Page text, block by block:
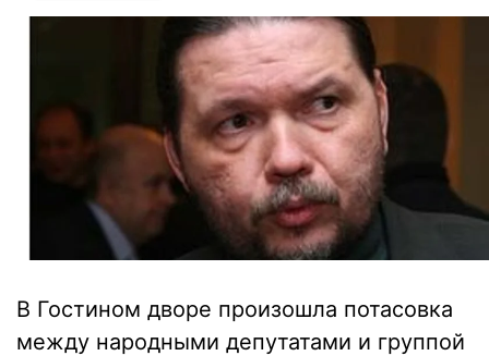
В Гостином дворе произошла потасовка
между народными депутатами и группой